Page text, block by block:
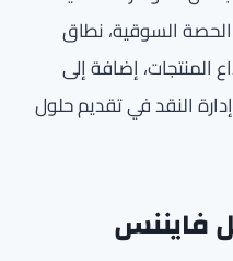
السوقية، نطاق
المنتجات، إضافة إلى
النقد في تقديم حلول
فايننس